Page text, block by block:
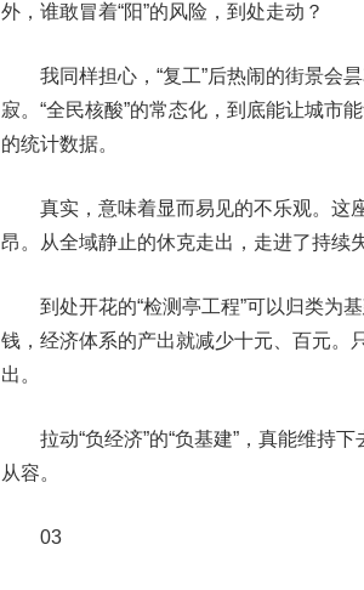
外，谁敢冒着“阳”的风险，到处走动？
我同样担心，“复工”后热闹的街景会昙
寂。“全民核酸”的常态化，到底能让城市
的统计数据。
真实，意味着显而易见的不乐观。这座
昂。从全域静止的休克走出，走进了持续失
到处开花的“检测亭工程”可以归类为基
钱，经济体系的产出就减少十元、百元。
出。
拉动“负经济”的“负基建”，真能维持
从容。
03